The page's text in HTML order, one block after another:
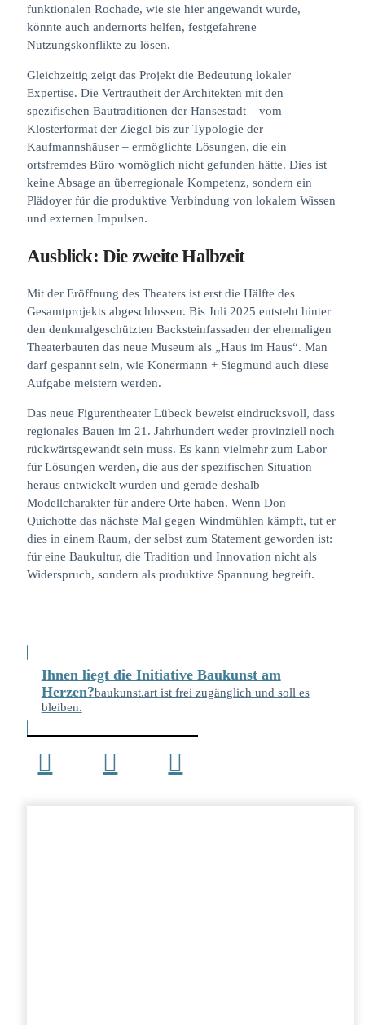
funktionalen Rochade, wie sie hier angewandt wurde,
könnte auch andernorts helfen, festgefahrene
Nutzungskonflikte zu lösen.
Gleichzeitig zeigt das Projekt die Bedeutung lokaler
Expertise. Die Vertrautheit der Architekten mit den
spezifischen Bautraditionen der Hansestadt – vom
Klosterformat der Ziegel bis zur Typologie der
Kaufmannshäuser – ermöglichte Lösungen, die ein
ortsfremdes Büro womöglich nicht gefunden hätte. Dies ist
keine Absage an überregionale Kompetenz, sondern ein
Plädoyer für die produktive Verbindung von lokalem Wissen
und externen Impulsen.
Ausblick: Die zweite Halbzeit
Mit der Eröffnung des Theaters ist erst die Hälfte des
Gesamtprojekts abgeschlossen. Bis Juli 2025 entsteht hinter
den denkmalgeschützten Backsteinfassaden der ehemaligen
Theaterbauten das neue Museum als „Haus im Haus“. Man
darf gespannt sein, wie Konermann + Siegmund auch diese
Aufgabe meistern werden.
Das neue Figurentheater Lübeck beweist eindrucksvoll, dass
regionales Bauen im 21. Jahrhundert weder provinziell noch
rückwärtsgewandt sein muss. Es kann vielmehr zum Labor
für Lösungen werden, die aus der spezifischen Situation
heraus entwickelt wurden und gerade deshalb
Modellcharakter für andere Orte haben. Wenn Don
Quichotte das nächste Mal gegen Windmühlen kämpft, tut er
dies in einem Raum, der selbst zum Statement geworden ist:
für eine Baukultur, die Tradition und Innovation nicht als
Widerspruch, sondern als produktive Spannung begreift.
Ihnen liegt die Initiative Baukunst am
Herzen?baukunst.art ist frei zugänglich und soll es
bleiben.